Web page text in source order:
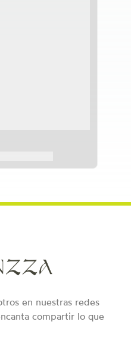
en nuestras redes
compartir lo que